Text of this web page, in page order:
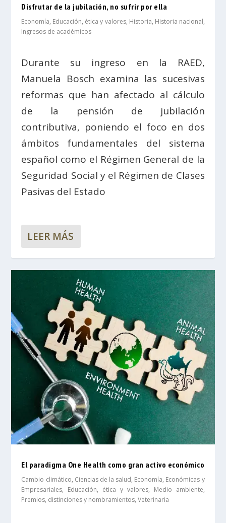
Disfrutar de la jubilación, no sufrir por ella
Economía, Educación, ética y valores, Historia, Historia nacional,
Ingresos de académicos
Durante su ingreso en la RAED,
Manuela Bosch examina las sucesivas
reformas que han afectado al cálculo
de la pensión de jubilación
contributiva, poniendo el foco en dos
ámbitos fundamentales del sistema
español como el Régimen General de la
Seguridad Social y el Régimen de Clases
Pasivas del Estado
LEER MÁS
El paradigma One Health como gran activo económico
Cambio climático, Ciencias de la salud, Economía, Económicas y
Empresariales, Educación, ética y valores, Medio ambiente,
Premios, distinciones y nombramientos,Veterinaria